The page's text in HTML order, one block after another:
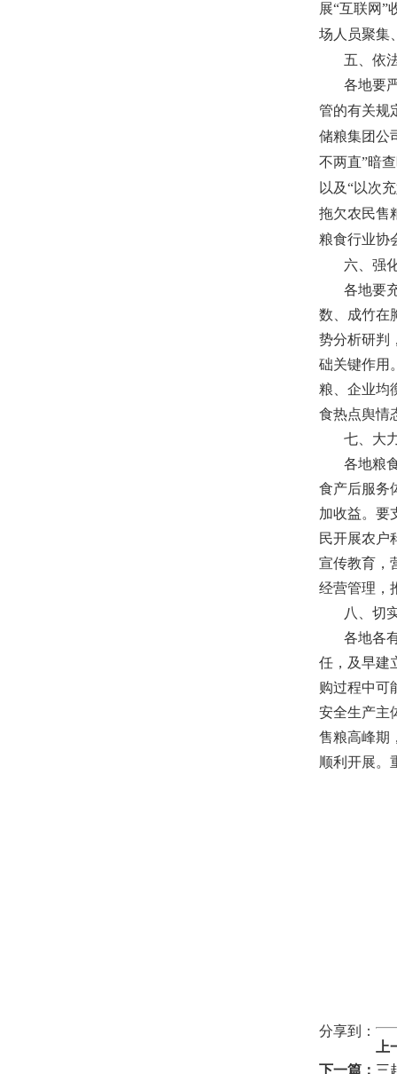
展“互联网”
场人员聚集
五、依
各地要
管的有关规
储粮集团公
不两直”暗
以及“以次
拖欠农民售
粮食行业协
六、强
各地要
数、成竹在
势分析研判
础关键作用
粮、企业均
食热点舆情
七、大
各地粮
食产后服务
加收益。要
民开展农户
宣传教育，
经营管理，
八、切
各地各
任，及早建
购过程中可
安全生产主
售粮高峰期
顺利开展。
分享到：
下一篇： 三